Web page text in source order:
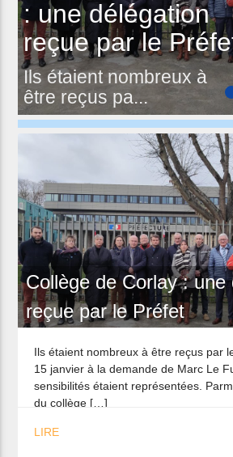
: une délégation
reçue par le
Ils étaient nombreux à
être reçus pa...
Collège de Corlay : une
reçue par le Préfet
Ils étaient nombreux à être reçus par
15 janvier à la demande de Marc Le
sensibilités étaient représentées.
du collège […]
LIRE